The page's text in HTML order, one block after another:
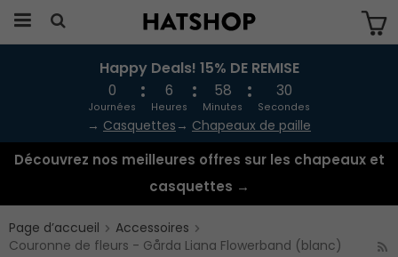
Produkten har blivit tillagd i varukorgen
Happy Deals! 15% DE REMISE
0
Journées
6
Heures
58
Minutes
30
Secondes
→ Casquettes → Chapeaux de paille
Découvrez nos meilleures offres sur les chapeaux et
casquettes →
Page d’accueil
Accessoires
Couronne de fleurs - Gårda Liana Flowerband (blanc)